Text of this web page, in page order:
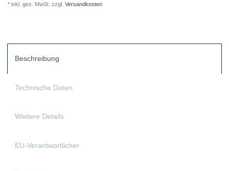
* inkl. ges. MwSt. zzgl. Versandkosten
Beschreibung
Technische Daten
Weitere Details
EU-Verantwortlicher